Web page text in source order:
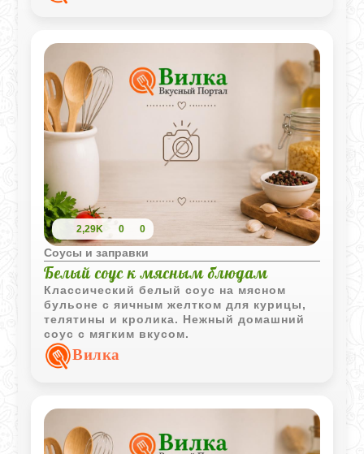
2,29K 0 0
Соусы и заправки
Белый соус к мясным блюдам
Классический белый соус на мясном
бульоне с яичным желтком для курицы,
телятины и кролика. Нежный домашний
соус с мягким вкусом.
Вилка